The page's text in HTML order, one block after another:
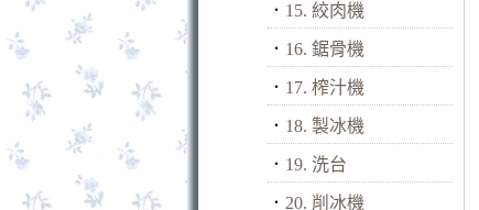
． 15. 絞肉機
． 16. 鋸骨機
． 17. 榨汁機
． 18. 製冰機
． 19. 洗台
． 20. 削冰機